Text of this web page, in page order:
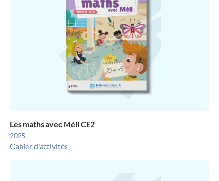
Les maths avec Méli CE2
2025
Cahier d'activités